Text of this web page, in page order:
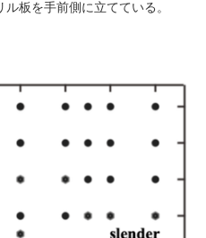
板を手前側に立てている。